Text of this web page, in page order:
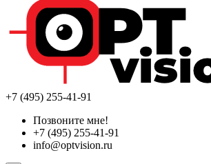
+7 (495) 255-41-91
Позвоните мне!
+7 (495) 255-41-91
info@optvision.ru